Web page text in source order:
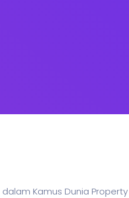
dalam Kamus Dunia